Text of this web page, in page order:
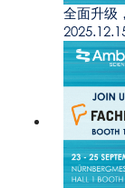
全面升级